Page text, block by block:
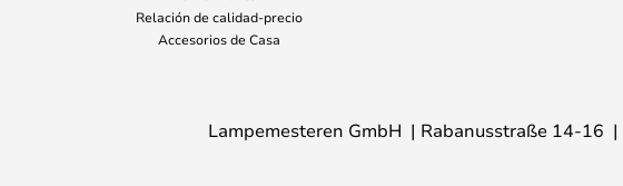
Relación de calidad-precio
Accesorios de Casa
Lampemesteren GmbH Rabanusstraße 14-16